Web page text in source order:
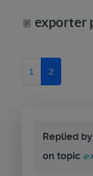
exporter
1 2
Replied by
on topic